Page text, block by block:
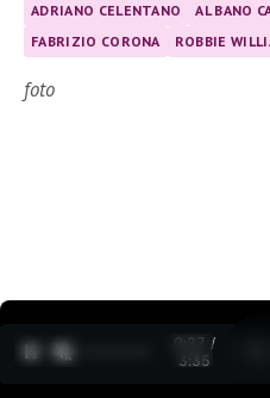
ADRIANO CELENTANO AL BANO
FABRIZIO CORONA
ROBBIE
foto
0:27 /
3:35